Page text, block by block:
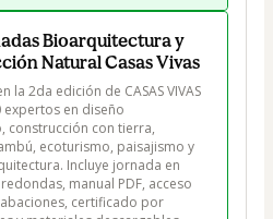
Bioarquitectura y
Natural Casas Vivas
la 2da edición de CASAS VIVAS
expertos en diseño
construcción con tierra,
ecoturismo, paisajismo y
Incluye jornada en
manual PDF, acceso
certificado por